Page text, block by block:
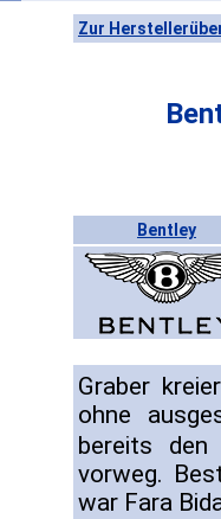
Zur
Bentley
Graber
ohne
bereits den
vorweg.
war Fara